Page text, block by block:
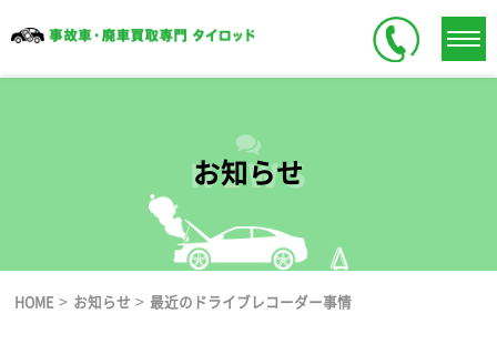
お知らせ
HOME > お知らせ > 最近のドライブレコーダー事情